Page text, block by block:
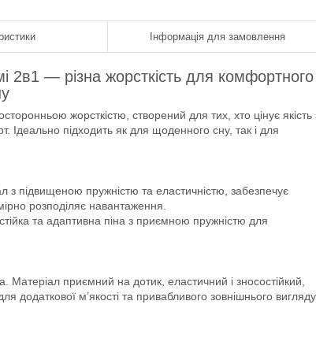
Інформація для замовлення
— різна жорсткість для комфортного
жорсткістю, створений для тих, хто цінує якість
підходить як для щоденного сну, так і для
з підвищеною пружністю та еластичністю, забезпечує
розподіляє навантаження.
та адаптивна піна з приємною пружністю для
Матеріал приємний на дотик, еластичний і зносостійкий,
м’якості та привабливого зовнішнього